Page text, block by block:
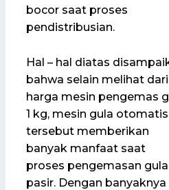
bocor saat proses
pendistribusian.
Hal – hal diatas
bahwa selain melihat dari
harga mesin pengemas
1 kg, mesin gula otomatis
tersebut memberikan
banyak manfaat saat
proses pengemasan gula
pasir. Dengan banyaknya